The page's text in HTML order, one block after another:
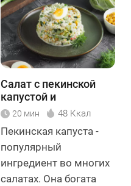
Салат с пекинской
капустой и
крабовыми
палочками
20 мин 48 Ккал
Пекинская капуста -
популярный
ингредиент во многих
салатах. Она богата